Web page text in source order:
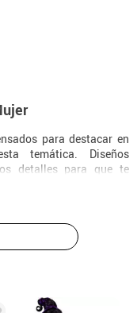
para destacar en
temática. Diseños
detalles para que te